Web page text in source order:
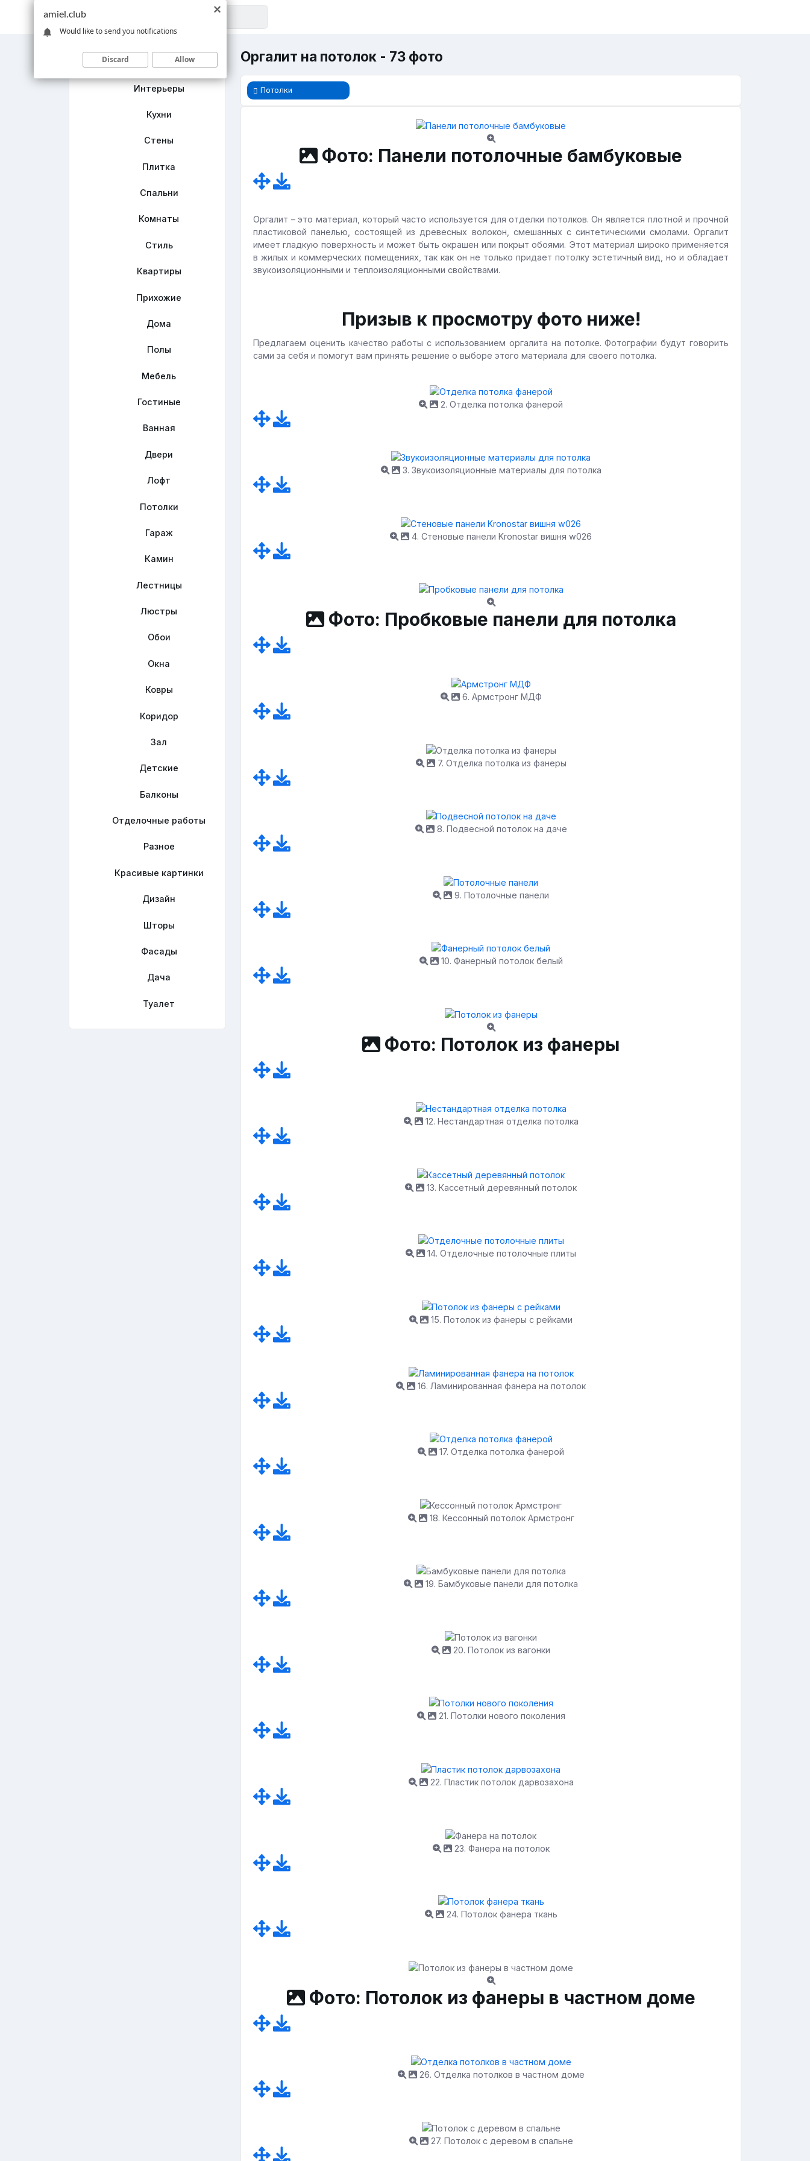
Главная
Интерьеры
Кухни
Стены
Плитка
Спальни
Комнаты
Стиль
Квартиры
Прихожие
Дома
Полы
Мебель
Гостиные
Ванная
Двери
Лофт
Потолки
Гараж
Камин
Лестницы
Люстры
Обои
Окна
Ковры
Коридор
Зал
Детские
Балконы
Отделочные работы
Разное
Красивые картинки
Дизайн
Шторы
Фасады
Дача
Туалет
Оргалит на потолок - 73 фото
Потолки
Фото: Панели потолочные бамбуковые
Оргалит – это материал, который часто используется для отделки потолков. Он является плотной и прочной
пластиковой панелью, состоящей из древесных волокон, смешанных с синтетическими смолами. Оргалит
имеет гладкую поверхность и может быть окрашен или покрыт обоями. Этот материал широко применяется
в жилых и коммерческих помещениях, так как он не только придает потолку эстетичный вид, но и обладает
звукоизоляционными и теплоизоляционными свойствами.
Призыв к просмотру фото ниже!
Предлагаем оценить качество работы с использованием оргалита на потолке. Фотографии будут говорить
сами за себя и помогут вам принять решение о выборе этого материала для своего потолка.
2. Отделка потолка фанерой
3. Звукоизоляционные материалы для потолка
4. Стеновые панели Kronostar вишня w026
Фото: Пробковые панели для потолка
6. Армстронг МДФ
7. Отделка потолка из фанеры
8. Подвесной потолок на даче
9. Потолочные панели
10. Фанерный потолок белый
Фото: Потолок из фанеры
12. Нестандартная отделка потолка
13. Кассетный деревянный потолок
14. Отделочные потолочные плиты
15. Потолок из фанеры с рейками
16. Ламинированная фанера на потолок
17. Отделка потолка фанерой
18. Кессонный потолок Армстронг
19. Бамбуковые панели для потолка
20. Потолок из вагонки
21. Потолки нового поколения
22. Пластик потолок дарвозахона
23. Фанера на потолок
24. Потолок фанера ткань
Фото: Потолок из фанеры в частном доме
26. Отделка потолков в частном доме
27. Потолок с деревом в спальне
amiel.club
Would like to send you notifications
Discard Allow